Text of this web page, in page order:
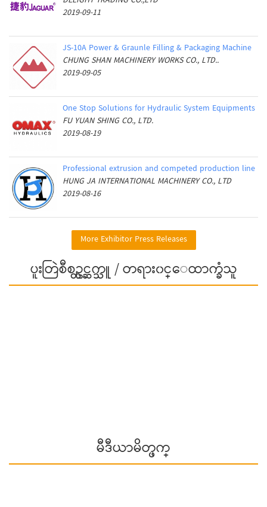
2019-09-11
JS-10A Power & Graunle Filling & Packaging Machine
CHUNG SHAN MACHINERY WORKS CO., LTD..
2019-09-05
One Stop Solutions for Hydraulic System Equipments
FU YUAN SHING CO., LTD.
2019-08-19
Professional extrusion and competed production line
HUNG JA INTERNATIONAL MACHINERY CO., LTD
2019-08-16
More Exhibitor Press Releases
ပူးတြဲစီစဥ္တင္ဆက္သူ / တရား၀င္ေထာက္ခံသူ
မီဒီယာမိတ္ဖက္